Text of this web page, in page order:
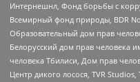
Интернешнл, Фонд борьбы с
Всемирный фонд природы, BDR
Образовательный дом прав
Белорусский дом прав человека
человека Тбилиси, Дом прав
Центр дикого лосося, TVR